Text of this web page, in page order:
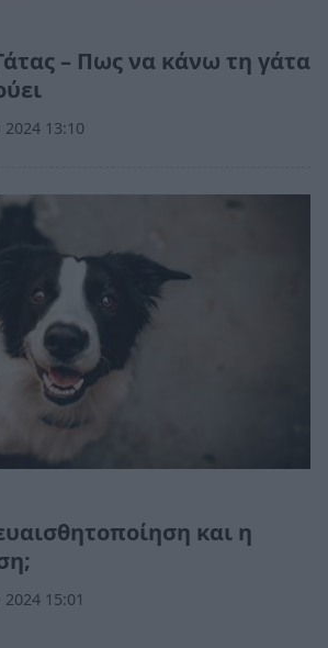
– Πως να κάνω τη γάτα
13:10
και η
15:01